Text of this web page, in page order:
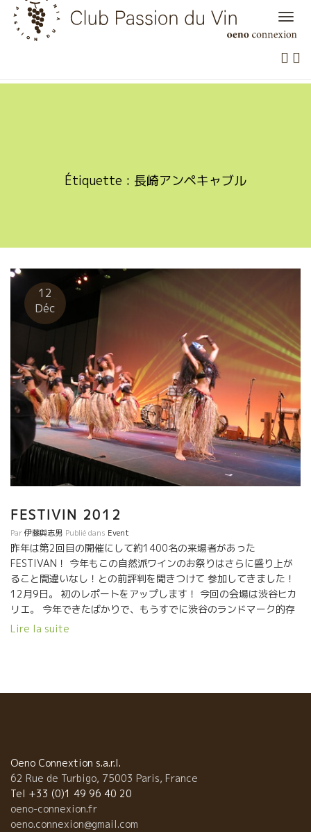
Skip
content
Étiquette : 長崎アンペキャブル
12
Déc
FESTIVIN 2012
Par伊藤與志男 Publié dans Event
昨年は第2回目の開催にして約1400名の来場者があった
FESTIVAN！ 今年もこの自然派ワインのお祭りはさらに盛り上が
ること間違いなし！との前評判を聞きつけて 参加してきました！
12月9日。 初のレポートをアップします！ 今回の会場は渋谷ヒカ
リエ。 今年できたばかりで、もうすでに渋谷のランドマーク的存
在になりつつある今注目の商業施設です。 渋谷駅から直結してい
ステージが！そしてその裏にあたる場所にもブースが続いている
ではありませんか。 とにかく広い広い！そして、とても興味深い
料理とワインの種類の多さにビックリでした。 今回のフェスティ
ヴァンも一部と二部に入場がわかれており時間の制限はそれぞれ3
時間半。 入場して間もなく、おそらく全ての人が自分の興味ある
Lire la suite
Oeno Connextion s.a.r.l.
62 Rue de Turbigo, 75003 Paris, France
Tel +33 (0)1 49 96 40 20
oeno-connexion.fr
oeno.connexion@gmail.com